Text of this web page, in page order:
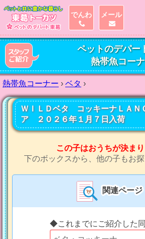
ペットのデパー
熱帯魚コー
熱帯魚コーナー › ベタ ›
ＷＩＬＤベタ コッキーナＬＡ
ア ２０２６年１月７日入荷
この子はおうちが決ま
下のボックスから、他の子もお
関連ページ
◆これまでにご紹介した
でんわ メール